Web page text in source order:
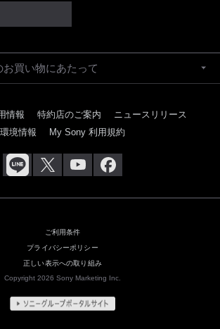
買い物にあたって
情報 特約店のご案内
ニュースリリース
環境情報
My Sony 利用規約
ご利用条件
プライバシーポリシー
正しい表示への取り組み
Copyright 2026 Sony Marketing Inc.